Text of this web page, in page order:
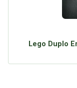
Lego Duplo